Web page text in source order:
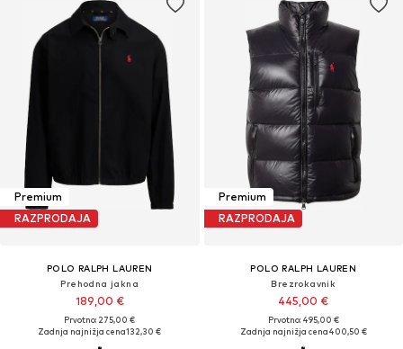
Premium
RAZPRODAJA
POLO RALPH LAUREN
Prehodna jakna
189,00 €
Prvotno: 275,00 €
Zadnja najnižja cena132,30 €
Premium
RAZPRODAJA
POLO RALPH LAUREN
Brezrokavnik
445,00 €
Prvotno: 495,00 €
Zadnja najnižja cena400,50 €